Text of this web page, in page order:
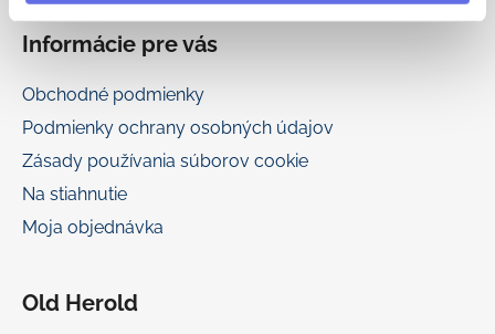
Informácie pre vás
Obchodné podmienky
Podmienky ochrany osobných údajov
Zásady používania súborov cookie
Na stiahnutie
Moja objednávka
Old Herold